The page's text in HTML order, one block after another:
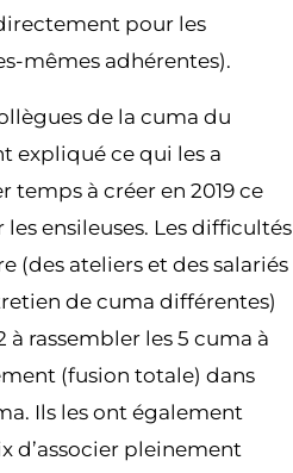
pour les
mêmes adhérentes).
de la cuma du
expliqué ce qui les a
temps à créer en 2019 ce
ensileuses. Les difficultés
(des ateliers et des salariés
de cuma différentes)
à rassembler les 5 cuma à
(fusion totale) dans
Ils les ont également
d’associer pleinement